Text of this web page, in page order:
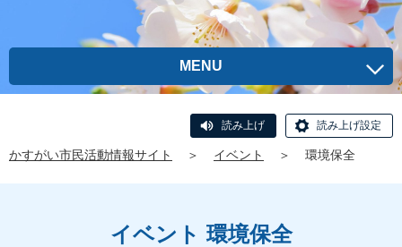
MENU
読み上げ 読み上げ設定
かすがい市民活動情報サイト ＞ イベント ＞ 環境保全
イベント 環境保全